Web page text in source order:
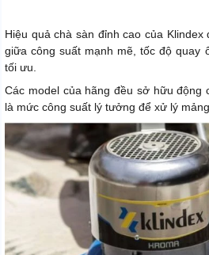
Hiệu quả chà sàn đỉnh cao của
giữa công suất mạnh mẽ, tốc độ quay
tối ưu.
Các model của hãng đều sở hữu động
là mức công suất lý tưởng để xử lý